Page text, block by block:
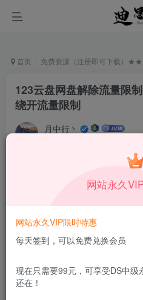
首页 免费资源（注册即可下载）
123云盘网盘解除流量限
绕开流量限制
月中行丶
此内容为免费资源，请登录后查看
本站付费资源为网络虚拟产品，
网站永久
网站永久VIP限时特惠
每天签到，可以免费兑换会员
现在只需要99元，可享受DS中
还在！